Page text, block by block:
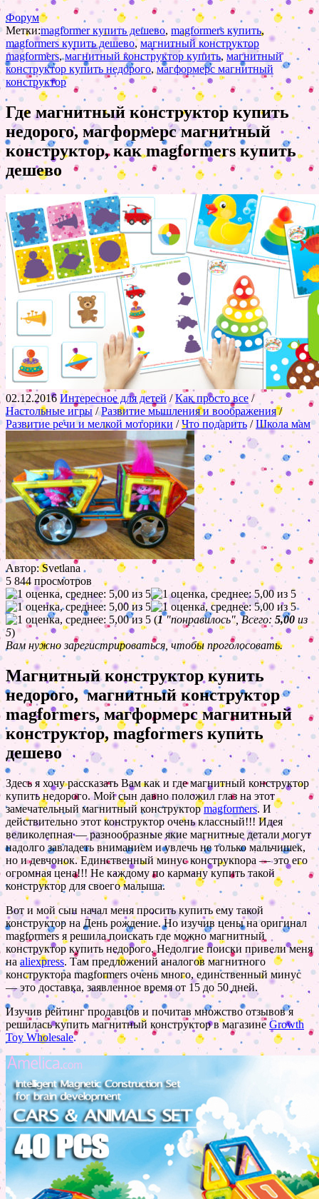
Форум
Метки:magformer купить дешево, magformers купить,
magformers купить дешево,магнитный конструктор
magformers,магнитный конструктор купить, магнитный
конструктор купить недорого,магформерс магнитный
конструктор
Где магнитный конструктор купить
недорого, магформерс магнитный
конструктор, как magformers купить
дешево
02.12.2016 Интересное для детей /Как просто все /
Настольные игры /Развитие мышления и воображения/
Развитие речи и мелкой моторики /Что подарить /Школа мам
Автор: Svetlana
5 844 просмотров
(1"понравилось", Всего: 5,00 из
5)
Вам нужно зарегистрироваться, чтобы проголосовать.
Магнитный конструктор купить
недорого, магнитный конструктор
magformers, магформерс магнитный
конструктор, magformers купить
дешево
Здесь я хочу рассказать Вам как и где магнитный конструктор
купить недорого. Мой сын давно положил глаз на этот
замечательный магнитный конструкторmagformers. И
действительно этот конструктор очень классный!!! Идея
великолепная — разнообразные якие магнитные детали могут
надолго завладеть вниманием и увлечь не только мальчишек,
но и девчонок. Единственный минус конструкnора — это его
огромная цена!!! Не каждому по карману купить такой
конструктор для своего малыша.
Вот и мой сын начал меня просить купить ему такой
конструктор на День рождение. Но изучив цены на оригинал
magformers я решила поискать где можно магнитный
конструктор купить недорого. Недолгие поиски привели меня
наaliexpress. Там предложений аналогов магнитного
конструктора magformers очень много, единственный минус
— это доставка, заявленное время от 15 до 50 дней.
Изучив рейтинг продавцов и почитав множство отзывов я
решилась купить магнитный конструктор в магазинеGrowth
Toy Wholesale.